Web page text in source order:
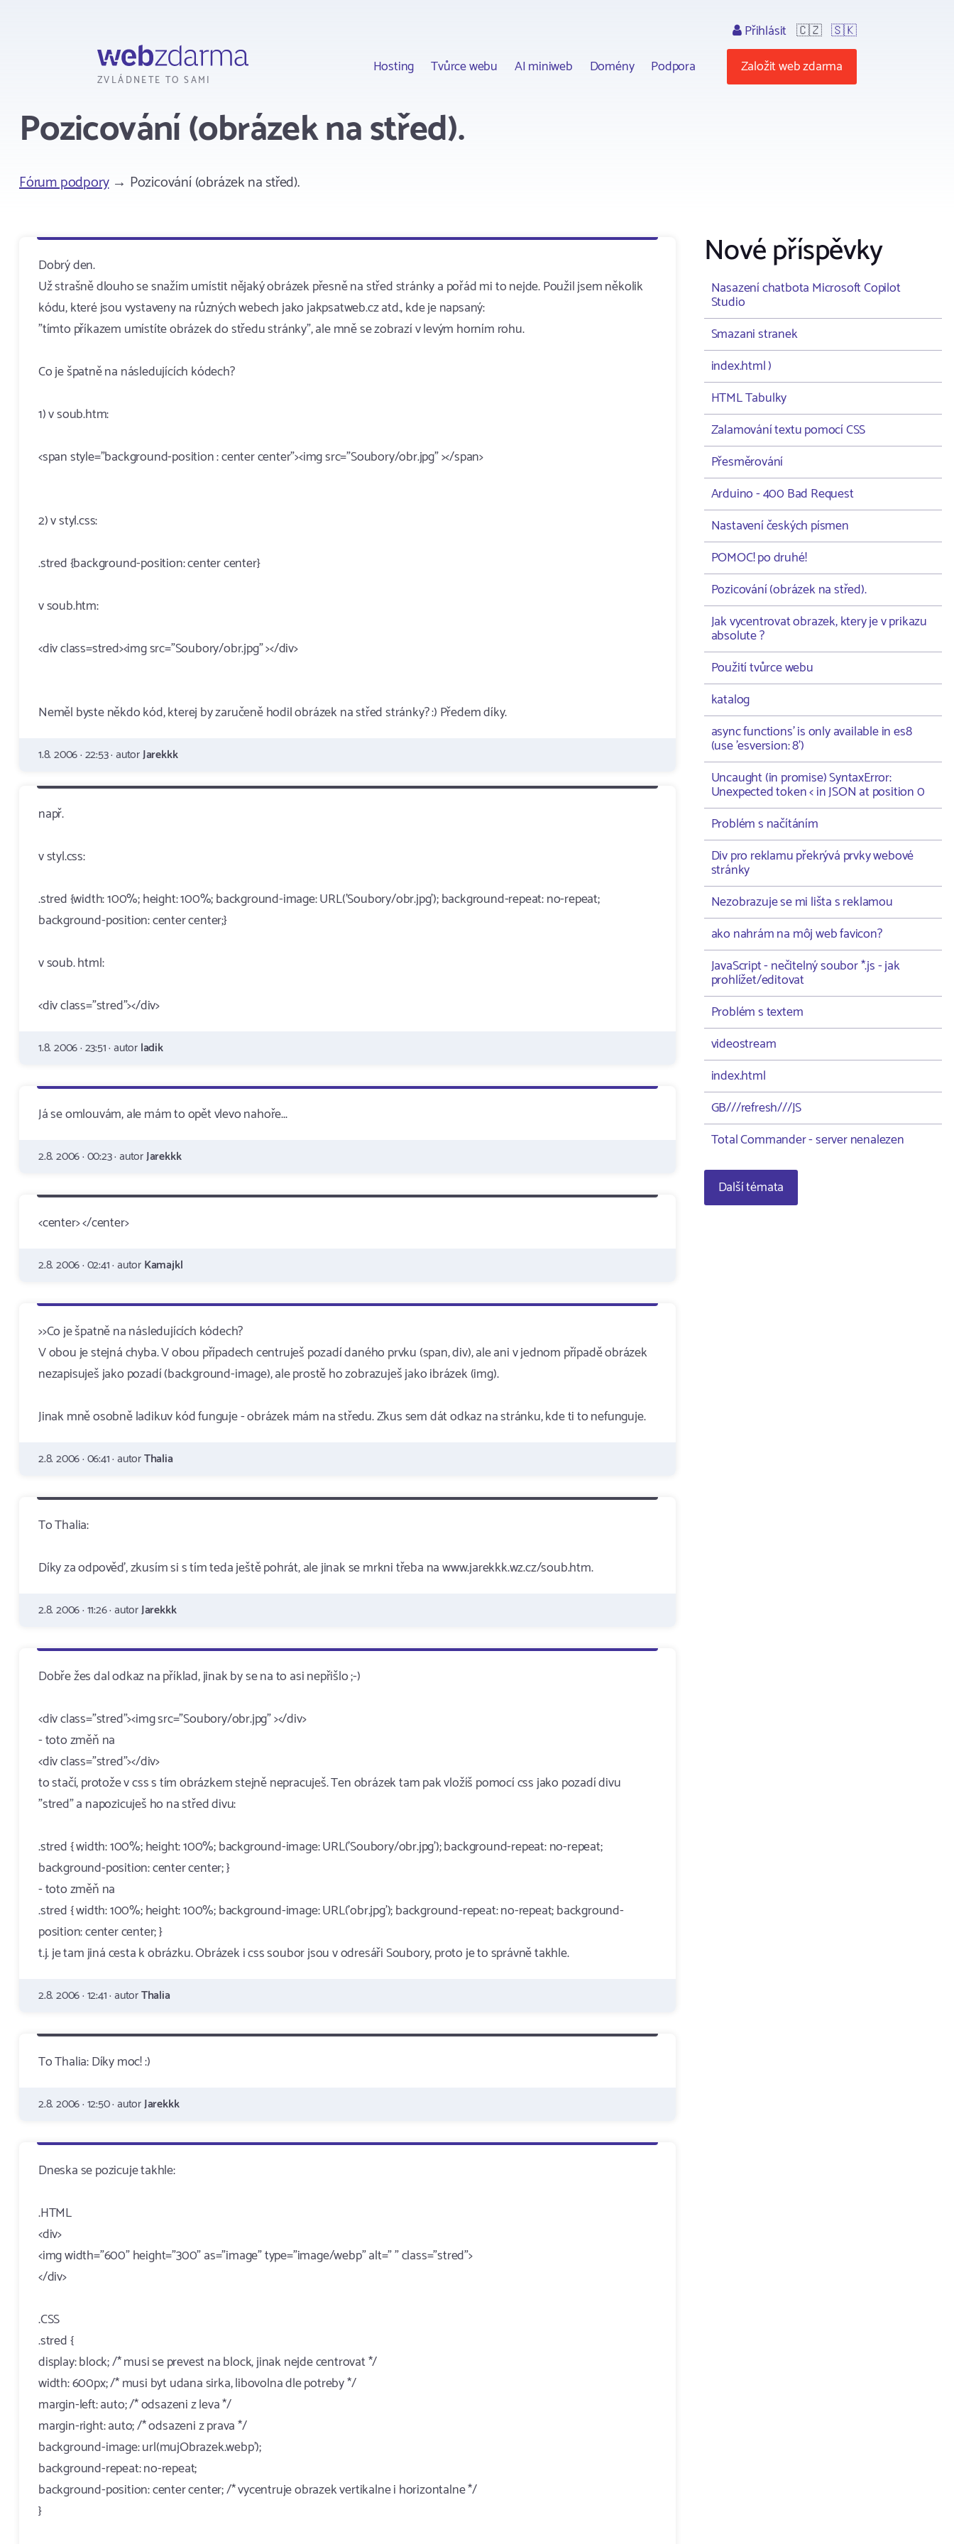
ZVLÁDNETE TO SAMI
Hosting Tvůrce webu AI miniweb Domény Podpora
Přihlásit 🇨🇿 🇸🇰
Založit web zdarma
Pozicování (obrázek na střed).
Fórum podpory→ Pozicování (obrázek na střed).
Dobrý den.
Už strašně dlouho se snažím umístit nějaký obrázek přesně na střed stránky a pořád mi to nejde. Použil jsem několik
kódu, které jsou vystaveny na různých webech jako jakpsatweb.cz atd., kde je napsaný:
"tímto příkazem umístíte obrázek do středu stránky", ale mně se zobrazí v levým horním rohu.
Co je špatně na následujících kódech?
1) v soub.htm:
<span style="background-position : center center"><img src="Soubory/obr.jpg" ></span>
2) v styl.css:
.stred {background-position: center center}
v soub.htm:
<div class=stred><img src="Soubory/obr.jpg" ></div>
Neměl byste někdo kód, kterej by zaručeně hodil obrázek na střed stránky? :) Předem díky.
1.8. 2006 · 22:53 · autorJarekkk
např.
v styl.css:
.stred {width: 100%; height: 100%; background-image: URL('Soubory/obr.jpg'); background-repeat: no-repeat;
background-position: center center;}
v soub. html:
<div class="stred"></div>
1.8. 2006 · 23:51 · autorladik
Já se omlouvám, ale mám to opět vlevo nahoře...
2.8. 2006 · 00:23 · autorJarekkk
<center> </center>
2.8. 2006 · 02:41 · autorKamajkl
>>Co je špatně na následujících kódech?
V obou je stejná chyba. V obou případech centruješ pozadí daného prvku (span, div), ale ani v jednom případě obrázek
nezapisuješ jako pozadí (background-image), ale prostě ho zobrazuješ jako ibrázek (img).
Jinak mně osobně ladikuv kód funguje - obrázek mám na středu. Zkus sem dát odkaz na stránku, kde ti to nefunguje.
2.8. 2006 · 06:41 · autorThalia
To Thalia:
Díky za odpověď, zkusím si s tím teda ještě pohrát, ale jinak se mrkni třeba na www.jarekkk.wz.cz/soub.htm.
2.8. 2006 · 11:26 · autorJarekkk
Dobře žes dal odkaz na příklad, jinak by se na to asi nepřišlo ;-)
<div class="stred"><img src="Soubory/obr.jpg" ></div>
- toto změň na
<div class="stred"></div>
to stačí, protože v css s tím obrázkem stejně nepracuješ. Ten obrázek tam pak vložíš pomocí css jako pozadí divu
"stred" a napozicuješ ho na střed divu:
.stred { width: 100%; height: 100%; background-image: URL('Soubory/obr.jpg'); background-repeat: no-repeat;
background-position: center center; }
- toto změň na
.stred { width: 100%; height: 100%; background-image: URL('obr.jpg'); background-repeat: no-repeat; background-
position: center center; }
t.j. je tam jiná cesta k obrázku. Obrázek i css soubor jsou v odresáři Soubory, proto je to správně takhle.
2.8. 2006 · 12:41 · autorThalia
To Thalia: Díky moc! :)
2.8. 2006 · 12:50 · autorJarekkk
Dneska se pozicuje takhle:
.HTML
<div>
<img width="600" height="300" as="image" type="image/webp" alt=" " class="stred">
</div>
.CSS
.stred {
display: block; /* musi se prevest na block, jinak nejde centrovat */
width: 600px; /* musi byt udana sirka, libovolna dle potreby */
margin-left: auto; /* odsazeni z leva */
margin-right: auto; /* odsazeni z prava */
background-image: url(mujObrazek.webp');
background-repeat: no-repeat;
background-position: center center; /* vycentruje obrazek vertikalne i horizontalne */
}
Nové příspěvky
Nasazení chatbota Microsoft Copilot
Studio
Smazani stranek
index.html )
HTML Tabulky
Zalamování textu pomocí CSS
Přesměrování
Arduino - 400 Bad Request
Nastavení českých písmen
POMOC! po druhé!
Pozicování (obrázek na střed).
Jak vycentrovat obrazek, ktery je v prikazu
absolute ?
Použití tvůrce webu
katalog
async functions' is only available in es8
(use 'esversion: 8')
Uncaught (in promise) SyntaxError:
Unexpected token < in JSON at position 0
Problém s načítáním
Div pro reklamu překrývá prvky webové
stránky
Nezobrazuje se mi lišta s reklamou
ako nahrám na môj web favicon?
JavaScript - nečitelný soubor *.js - jak
prohlížet/editovat
Problém s textem
videostream
index.html
GB///refresh///JS
Total Commander - server nenalezen
Další témata